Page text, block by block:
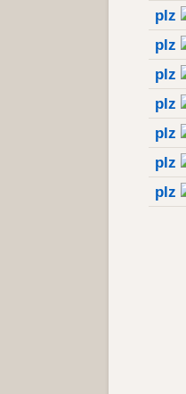
plz
plz
plz
plz
plz
plz
plz